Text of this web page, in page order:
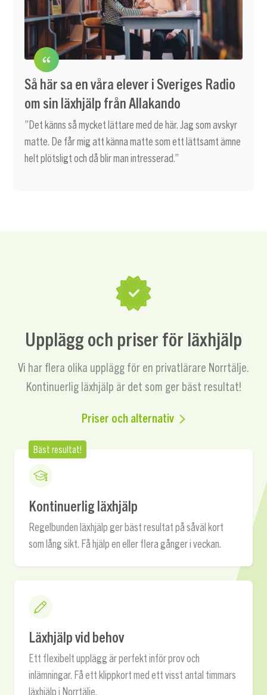
Så här sa en våra elever i Sveriges Radio
om sin läxhjälp från Allakando
”Det känns så mycket lättare med de här. Jag som avskyr
matte. De får mig att känna matte som ett lättsamt ämne
helt plötsligt och då blir man intresserad.”
Upplägg och priser för läxhjälp
Vi har flera olika upplägg för en privatlärare Norrtälje.
Kontinuerlig läxhjälp är det som ger bäst resultat!
Priser och alternativ
Bäst resultat!
Kontinuerlig läxhjälp
Regelbunden läxhjälp ger bäst resultat på såväl kort
som lång sikt. Få hjälp en eller flera gånger i veckan.
Läxhjälp vid behov
Ett flexibelt upplägg är perfekt inför prov och
inlämningar. Få ett klippkort med ett visst antal timmars
läxhjälp i Norrtälje.